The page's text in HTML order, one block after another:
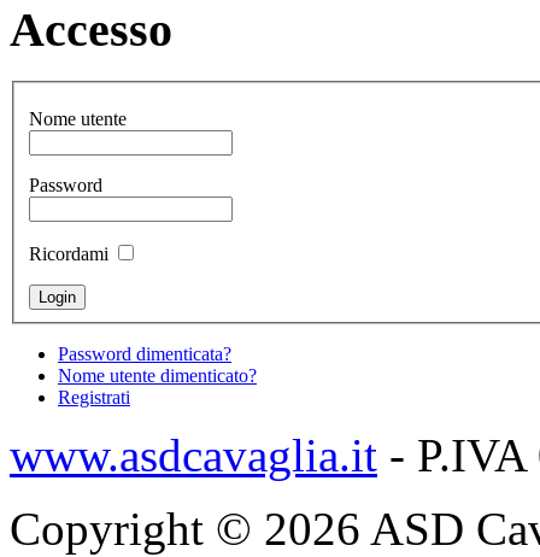
Accesso
Nome utente
Password
Ricordami
Password dimenticata?
Nome utente dimenticato?
Registrati
www.asdcavaglia.it -
Copyright © 2026 ASD